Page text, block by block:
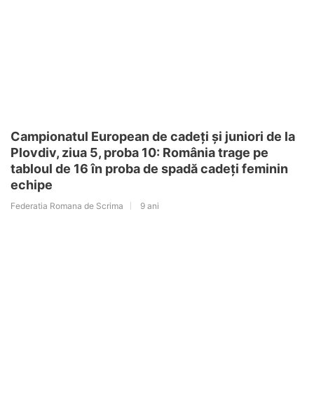
Campionatul European de cadeți și juniori de la
Plovdiv, ziua 5, proba 10: România trage pe
tabloul de 16 în proba de spadă cadeți feminin
echipe
Federatia Romana de Scrima 9 ani